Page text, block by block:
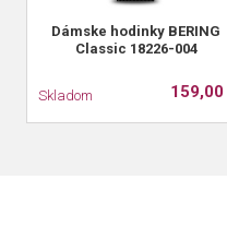
Dámske hodinky BERING
Classic 18226-004
Skladom 159,00